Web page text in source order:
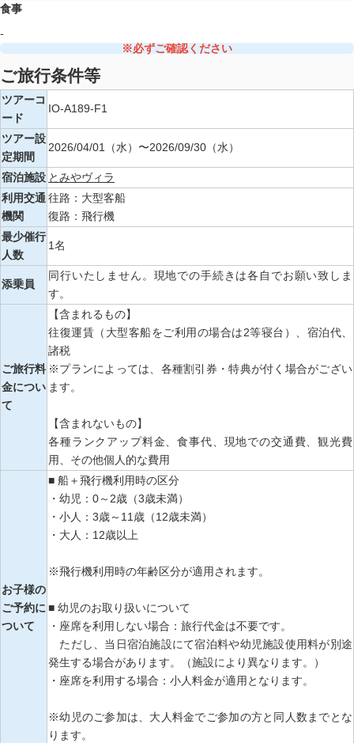
食事
-
※必ずご確認ください
ご旅行条件等
ツアーコ
ード
IO-A189-F1
ツアー設
定期間
2026/04/01（水）〜2026/09/30（水）
宿泊施設 とみやヴィラ
利用交通
機関
往路：大型客船
復路：飛行機
最少催行
人数
1名
添乗員
同行いたしません。現地での手続きは各自でお願い致しま
す。
ご旅行料
金につい
て
【含まれるもの】
往復運賃（大型客船をご利用の場合は2等寝台）、宿泊代、
諸税
※プランによっては、各種割引券・特典が付く場合がござい
ます。
【含まれないもの】
各種ランクアップ料金、食事代、現地での交通費、観光費
用、その他個人的な費用
お子様の
ご予約に
ついて
■ 船＋飛行機利用時の区分
・幼児：0～2歳（3歳未満）
・小人：3歳～11歳（12歳未満）
・大人：12歳以上
※飛行機利用時の年齢区分が適用されます。
■ 幼児のお取り扱いについて
・座席を利用しない場合：旅行代金は不要です。
ただし、当日宿泊施設にて宿泊料や幼児施設使用料が別途
発生する場合があります。（施設により異なります。）
・座席を利用する場合：小人料金が適用となります。
※幼児のご参加は、大人料金でご参加の方と同人数までとな
ります。